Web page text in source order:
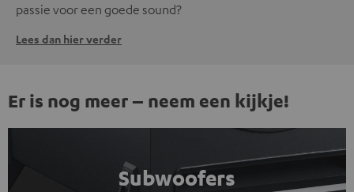
passie voor een goede sound?
Lees dan hier verder
Er is nog meer – neem een kijkje!
Subwoofers